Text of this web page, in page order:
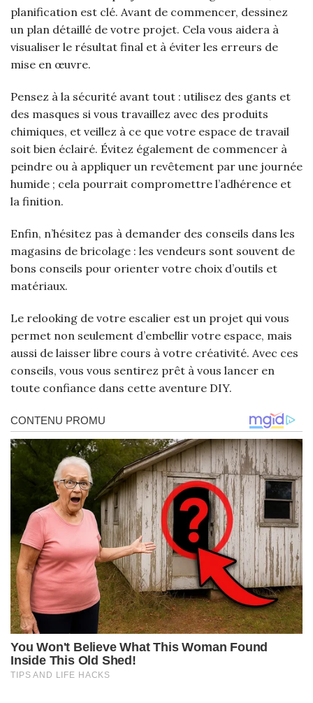
planification est clé. Avant de commencer, dessinez
un plan détaillé de votre projet. Cela vous aidera à
visualiser le résultat final et à éviter les erreurs de
mise en œuvre.
Pensez à la sécurité avant tout : utilisez des gants et
des masques si vous travaillez avec des produits
chimiques, et veillez à ce que votre espace de travail
soit bien éclairé. Évitez également de commencer à
peindre ou à appliquer un revêtement par une journée
humide ; cela pourrait compromettre l’adhérence et
la finition.
Enfin, n’hésitez pas à demander des conseils dans les
magasins de bricolage : les vendeurs sont souvent de
bons conseils pour orienter votre choix d’outils et
matériaux.
Le relooking de votre escalier est un projet qui vous
permet non seulement d’embellir votre espace, mais
aussi de laisser libre cours à votre créativité. Avec ces
conseils, vous vous sentirez prêt à vous lancer en
toute confiance dans cette aventure DIY.